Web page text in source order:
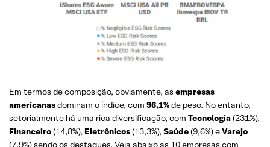
Em termos de composição, obviamente, as empresas
americanasdominam o índice, com 96,1%de peso. No entanto,
setorialmente há uma rica diversificação, com Tecnologia(231%),
Financeiro(14,8%), Eletrônicos(13,3%), Saúde(9,6%) eVarejo
(7,9%) sendo os destaques. Veja abaixo as 10 empresas com